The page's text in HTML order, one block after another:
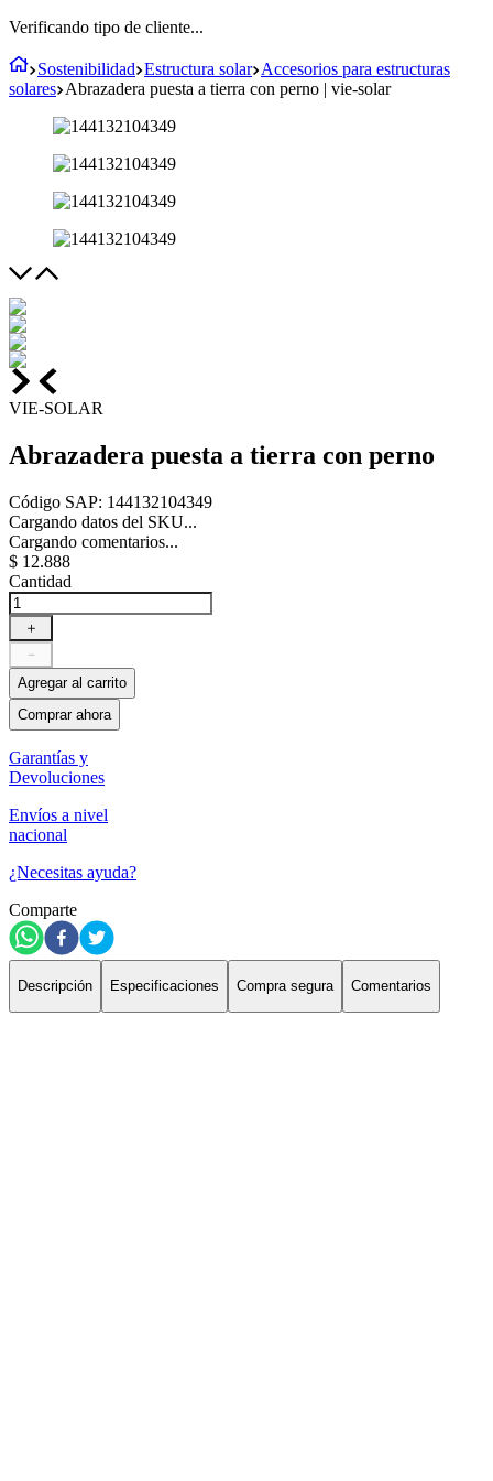
Verificando tipo de cliente...
Sostenibilidad Estructura solar Accesorios para estructuras
solares Abrazadera puesta a tierra con perno | vie-solar
VIE-SOLAR
Abrazadera puesta a tierra con perno
Código SAP: 144132104349
Cargando datos del SKU...
Cargando comentarios...
$ 12.888
Cantidad
＋
－
Agregar al carrito
Comprar ahora
Garantías y
Devoluciones
Envíos a nivel
nacional
¿Necesitas ayuda?
Comparte
Descripción Especificaciones Compra segura Comentarios